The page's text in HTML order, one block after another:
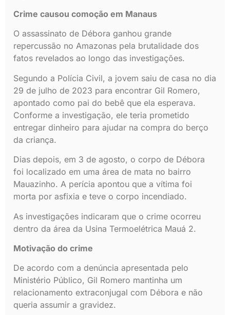
Crime causou comoção em Manaus
O assassinato de Débora ganhou grande
repercussão no Amazonas pela brutalidade dos
fatos revelados ao longo das investigações.
Segundo a Polícia Civil, a jovem saiu de casa no dia
29 de julho de 2023 para encontrar Gil Romero,
apontado como pai do bebê que ela esperava.
Conforme a investigação, ele teria prometido
entregar dinheiro para ajudar na compra do berço
da criança.
Dias depois, em 3 de agosto, o corpo de Débora
foi localizado em uma área de mata no bairro
Mauazinho. A perícia apontou que a vítima foi
morta por asfixia e teve o corpo incendiado.
As investigações indicaram que o crime ocorreu
dentro da área da Usina Termoelétrica Mauá 2.
Motivação do crime
De acordo com a denúncia apresentada pelo
Ministério Público, Gil Romero mantinha um
relacionamento extraconjugal com Débora e não
queria assumir a gravidez.